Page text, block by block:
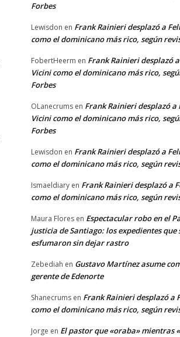
Forbes
Lewisdon en Frank Rainieri desplazó a
como el dominicano más rico, según
FobertHeerm en Frank Rainieri desplazó
Vicini como el dominicano más rico,
Forbes
OLanecrums en Frank Rainieri desplazó a
Vicini como el dominicano más rico,
Forbes
Lewisdon en Frank Rainieri desplazó a
como el dominicano más rico, según
Ismaeldiary en Frank Rainieri desplazó a
como el dominicano más rico, según
Maura Flores en Espectacular robo en el
justicia de Santiago: los expedientes que
esfumaron sin dejar rastro
Zebediah en Gustavo Martínez asume
gerente de Edenorte
Shanecrums en Frank Rainieri desplazó a
como el dominicano más rico, según
Jorge en El pastor que «oraba» mientras